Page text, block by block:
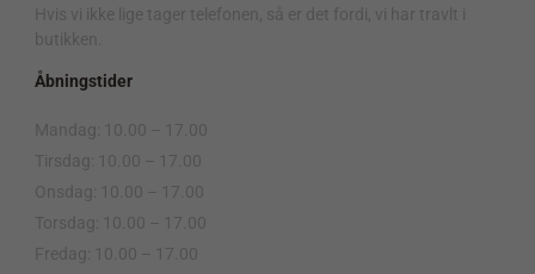
Hvis vi ikke lige tager telefonen, så er det fordi, vi har travlt i
butikken.
Åbningstider
Mandag: 10.00 – 17.00
Tirsdag: 10.00 – 17.00
Onsdag: 10.00 – 17.00
Torsdag: 10.00 – 17.00
Fredag: 10.00 – 17.00